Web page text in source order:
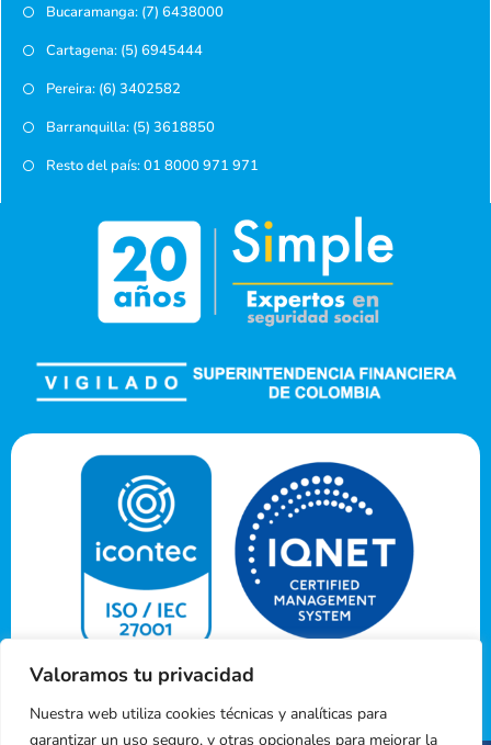
Valoramos tu privacidad
Nuestra web utiliza cookies técnicas y analíticas para
garantizar un uso seguro, y otras opcionales para mejorar la
Bucaramanga: (7) 6438000
Cartagena: (5) 6945444
Pereira: (6) 3402582
Barranquilla: (5) 3618850
Resto del país: 01 8000 971 971